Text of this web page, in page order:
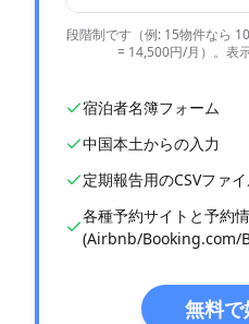
段階制です（例: 15物件なら
= 14,500円/月）。表
宿泊者名簿フォーム
中国本土からの入力
定期報告用のCSVファ
各種予約サイトと予約
(Airbnb/Booking.com/
無料で